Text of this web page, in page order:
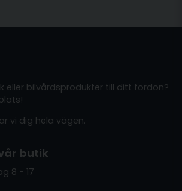
eller bilvårdsprodukter till ditt fordon?
vi dig hela vägen.
butik
8 - 17